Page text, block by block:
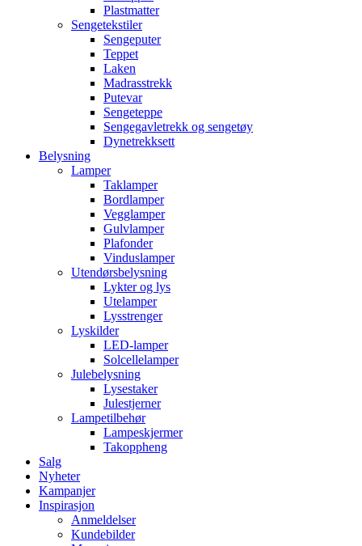
Plastmatter
Sengetekstiler
Sengeputer
Teppet
Laken
Madrasstrekk
Putevar
Sengeteppe
Sengegavletrekk og sengetøy
Dynetrekksett
Belysning
Lamper
Taklamper
Bordlamper
Vegglamper
Gulvlamper
Plafonder
Vinduslamper
Utendørsbelysning
Lykter og lys
Utelamper
Lysstrenger
Lyskilder
LED-lamper
Solcellelamper
Julebelysning
Lysestaker
Julestjerner
Lampetilbehør
Lampeskjermer
Takoppheng
Salg
Nyheter
Kampanjer
Inspirasjon
Anmeldelser
Kundebilder